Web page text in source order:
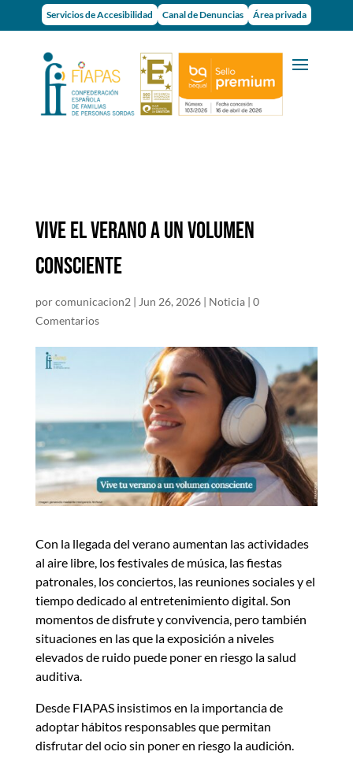
Servicios de Accesibilidad Canal de Denuncias Área privada
VIVE EL VERANO A UN VOLUMEN
CONSCIENTE
porcomunicacion2| Jun 26, 2026| Noticia| 0
Comentarios
Con la llegada del verano aumentan las actividades
al aire libre, los festivales de música, las fiestas
patronales, los conciertos, las reuniones sociales y el
tiempo dedicado al entretenimiento digital. Son
momentos de disfrute y convivencia, pero también
situaciones en las que la exposición a niveles
elevados de ruido puede poner en riesgo la salud
auditiva.
Desde FIAPAS insistimos en la importancia de
adoptar hábitos responsables que permitan
disfrutar del ocio sin poner en riesgo la audición.